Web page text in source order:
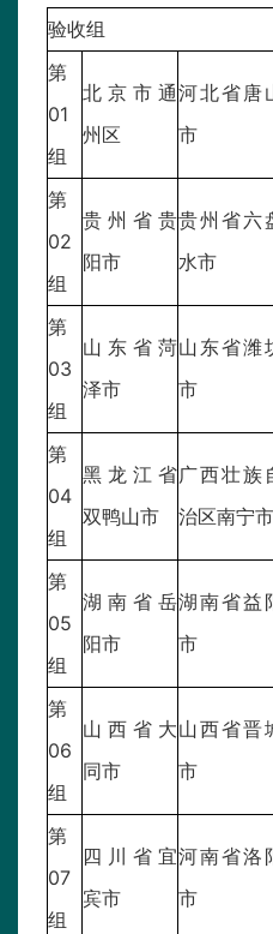
验收组
第
01
组
北京市通
州区
河北省唐
市
第
02
组
贵州省贵
阳市
贵州省六
水市
第
03
组
山东省菏
泽市
山东省潍
市
第
04
组
黑龙江省
双鸭山市
广西壮族
治区南宁市
第
05
组
湖南省岳
阳市
湖南省益
市
第
06
组
山西省大
同市
山西省晋
市
第
07
组
四川省宜
宾市
河南省洛
市